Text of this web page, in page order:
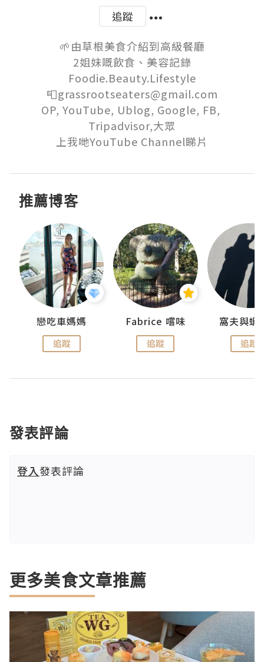
追蹤
🌱由草根美食介紹到高級餐廳
2姐妹嘅飲食、美容記錄
Foodie.Beauty.Lifestyle
📮grassrootseaters@gmail.com
OP, YouTube, Ublog, Google, FB,
Tripadvisor,大眾
上我哋YouTube Channel睇片
推薦博客
戀吃車媽媽
追蹤
Fabrice 嚐味
追蹤
窩夫與蝦
追蹤
發表評論
登入發表評論
更多美食文章推薦